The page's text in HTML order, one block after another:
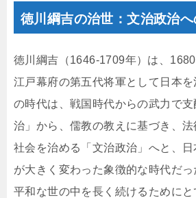
徳川綱吉の治世：文治政治
徳川綱吉（1646-1709年）は、1680
江戸幕府の第五代将軍として日本
の時代は、戦国時代からの武力で
治」から、儒教の教えに基づき、
社会を治める「文治政治」へと、
が大きく変わった象徴的な時代だっ
平和な世の中を長く続けるために